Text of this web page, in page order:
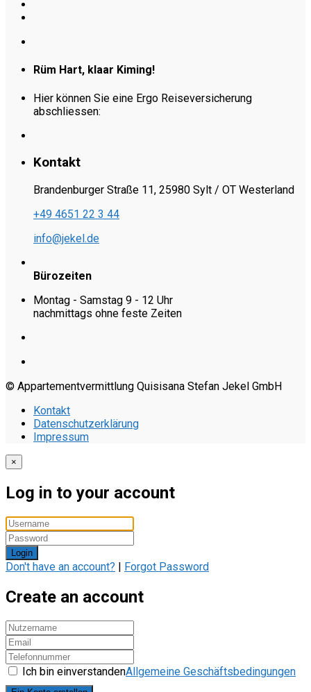
Rüm Hart, klaar Kiming!
Hier können Sie eine Ergo Reiseversicherung
abschliessen:
Kontakt
Brandenburger Straße 11, 25980 Sylt / OT Westerland
+49 4651 22 3 44
info@jekel.de
Bürozeiten
Montag - Samstag 9 - 12 Uhr
nachmittags ohne feste Zeiten
© Appartementvermittlung Quisisana Stefan Jekel GmbH
Kontakt
Datenschutzerklärung
Impressum
×
Log in to your account
Login
Don't have an account? | Forgot Password
Create an account
Ich bin einverstandenAllgemeine Geschäftsbedingungen